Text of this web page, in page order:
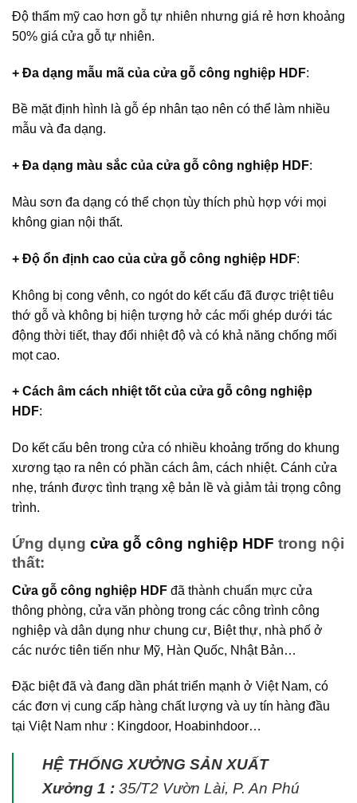
Độ thẩm mỹ cao hơn gỗ tự nhiên nhưng giá rẻ hơn khoảng
50% giá cửa gỗ tự nhiên.
+ Đa dạng mẫu mã của cửa gỗ công nghiệp HDF:
Bề mặt định hình là gỗ ép nhân tạo nên có thể làm nhiều
mẫu và đa dạng.
+ Đa dạng màu sắc của cửa gỗ công nghiệp HDF:
Màu sơn đa dạng có thể chọn tùy thích phù hợp với mọi
không gian nội thất.
+ Độ ổn định cao của cửa gỗ công nghiệp HDF:
Không bị cong vênh, co ngót do kết cấu đã được triệt tiêu
thớ gỗ và không bị hiện tượng hở các mối ghép dưới tác
động thời tiết, thay đổi nhiệt độ và có khả năng chống mối
mọt cao.
+ Cách âm cách nhiệt tốt của cửa gỗ công nghiệp
HDF:
Do kết cấu bên trong cửa có nhiều khoảng trống do khung
xương tạo ra nên có phần cách âm, cách nhiệt. Cánh cửa
nhẹ, tránh được tình trạng xệ bản lề và giảm tải trọng công
trình.
Ứng dụng cửa gỗ công nghiệp HDF trong nội
thất:
Cửa gỗ công nghiệp HDF đã thành chuẩn mực cửa
thông phòng, cửa văn phòng trong các công trình công
nghiệp và dân dụng như chung cư, Biệt thự, nhà phố ở
các nước tiên tiến như Mỹ, Hàn Quốc, Nhật Bản…
Đặc biệt đã và đang dần phát triển mạnh ở Việt Nam, có
các đơn vị cung cấp hàng chất lượng và uy tín hàng đầu
tại Việt Nam như : Kingdoor, Hoabinhdoor…
HỆ THỐNG XƯỞNG SẢN XUẤT
Xưởng 1 : 35/T2 Vườn Lài, P. An Phú